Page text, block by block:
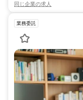
同じ企業の求人
業務委託